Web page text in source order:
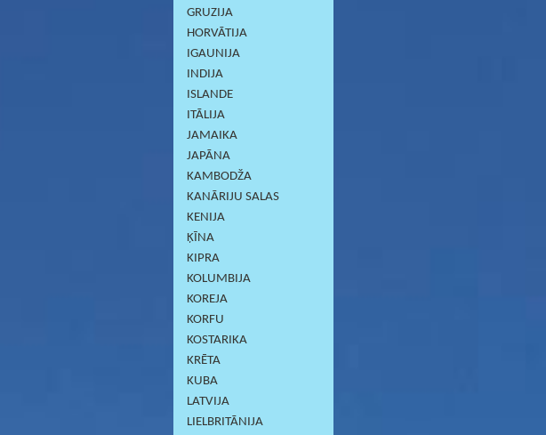
GRUZIJA
HORVĀTIJA
IGAUNIJA
INDIJA
ISLANDE
ITĀLIJA
JAMAIKA
JAPĀNA
KAMBODŽA
KANĀRIJU SALAS
KENIJA
ĶĪNA
KIPRA
KOLUMBIJA
KOREJA
KORFU
KOSTARIKA
KRĒTA
KUBA
LATVIJA
LIELBRITĀNIJA